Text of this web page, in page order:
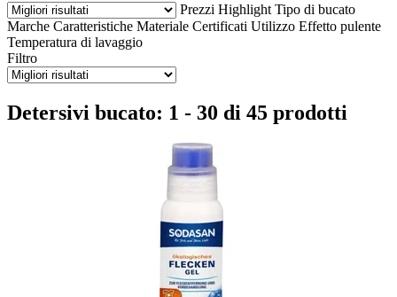
Prezzi Highlight Tipo di bucato
Marche Caratteristiche Materiale Certificati Utilizzo Effetto pulente
Temperatura di lavaggio
Filtro
Detersivi bucato: 1 - 30 di 45 prodotti